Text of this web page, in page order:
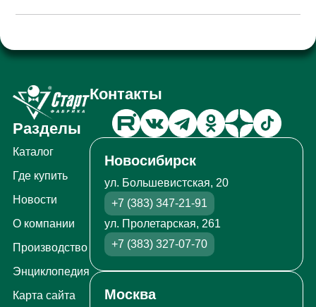
Разделы
Каталог
Где купить
Новости
О компании
Производство
Энциклопедия
Карта сайта
Контакты
Новосибирск
ул. Большевистская, 20
+7 (383) 347-21-91
ул. Пролетарская, 261
+7 (383) 327-07-70
Москва